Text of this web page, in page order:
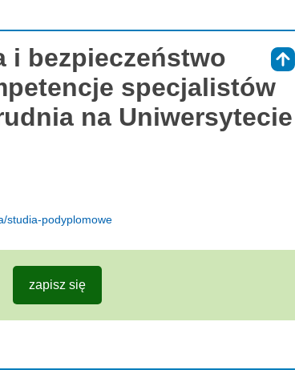
i bezpieczeństwo
specjalistów
na Uniwersytecie
studia-podyplomowe
zapisz się